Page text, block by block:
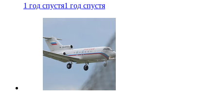
1 год спустя1 год спустя